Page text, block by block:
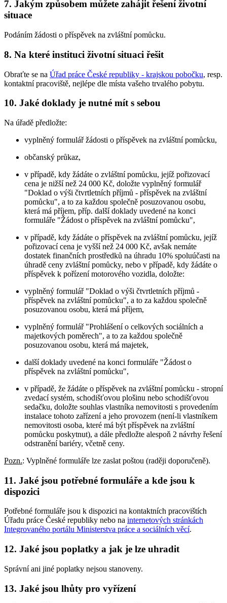
7. Jakým způsobem můžete zahájit řešení životní
situace
Podáním žádosti o příspěvek na zvláštní pomůcku.
8. Na které instituci životní situaci řešit
Obraťte se na Úřad práce České republiky - krajskou pobočku, resp.
kontaktní pracoviště, nejlépe dle místa vašeho trvalého pobytu.
10. Jaké doklady je nutné mít s sebou
Na úřadě předložte:
vyplněný formulář žádosti o příspěvek na zvláštní pomůcku,
občanský průkaz,
v případě, kdy žádáte o zvláštní pomůcku, jejíž pořizovací
cena je nižší než 24 000 Kč, doložte vyplněný formulář
"Doklad o výši čtvrtletních příjmů - příspěvek na zvláštní
pomůcku", a to za každou společně posuzovanou osobu,
která má příjem, příp. další doklady uvedené na konci
formuláře "Žádost o příspěvek na zvláštní pomůcku",
v případě, kdy žádáte o příspěvek na zvláštní pomůcku, jejíž
pořizovací cena je vyšší než 24 000 Kč, avšak nemáte
dostatek finančních prostředků na úhradu 10% spoluúčasti na
úhradě ceny zvláštní pomůcky, nebo v případě, kdy žádáte o
příspěvek k pořízení motorového vozidla, doložte:
vyplněný formulář "Doklad o výši čtvrtletních příjmů -
příspěvek na zvláštní pomůcku", a to za každou společně
posuzovanou osobu, která má příjem,
vyplněný formulář "Prohlášení o celkových sociálních a
majetkových poměrech", a to za každou společně
posuzovanou osobu, která má majetek,
další doklady uvedené na konci formuláře "Žádost o
příspěvek na zvláštní pomůcku",
v případě, že žádáte o příspěvek na zvláštní pomůcku - stropní
zvedací systém, schodišťovou plošinu nebo schodišťovou
sedačku, doložte souhlas vlastníka nemovitosti s provedením
instalace tohoto zařízení a jeho provozem (není-li vlastníkem
nemovitosti osoba, které má být příspěvek na zvláštní
pomůcku poskytnut), a dále předložte alespoň 2 návrhy řešení
odstranění bariéry, včetně ceny.
Pozn.: Vyplněné formuláře lze zaslat poštou (raději doporučeně).
11. Jaké jsou potřebné formuláře a kde jsou k
dispozici
Potřebné formuláře jsou k dispozici na kontaktních pracovištích
Úřadu práce České republiky nebo na internetových stránkách
Integrovaného portálu Ministerstva práce a sociálních věcí.
12. Jaké jsou poplatky a jak je lze uhradit
Správní ani jiné poplatky nejsou stanoveny.
13. Jaké jsou lhůty pro vyřízení